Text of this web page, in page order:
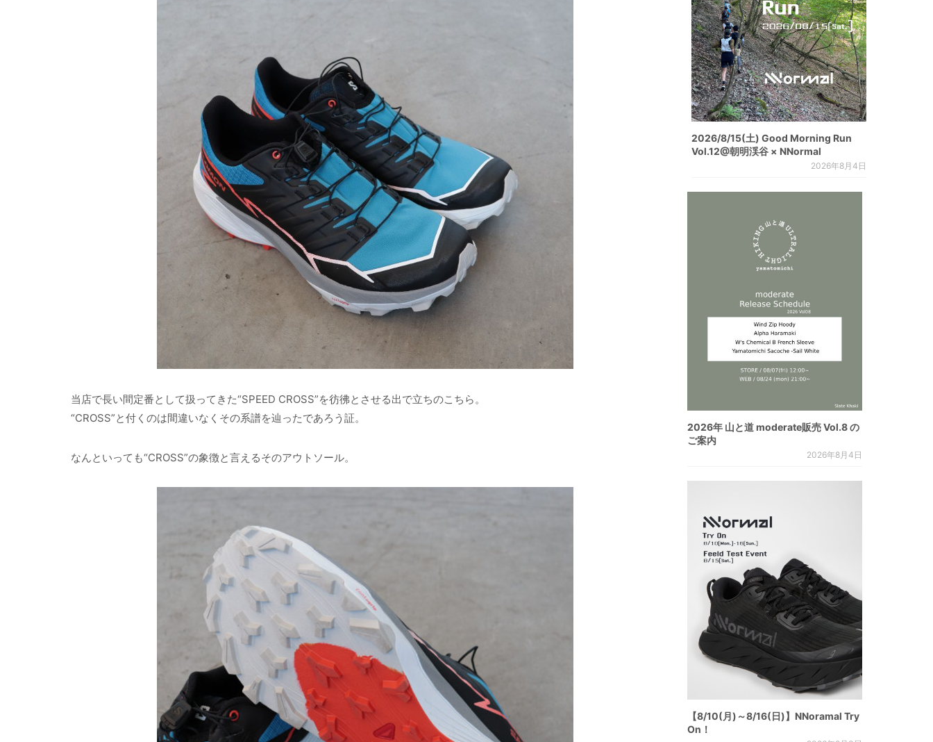
当店で長い間定番として扱ってきた“SPEED CROSS”を彷彿とさせる出で立ちのこちら。
“CROSS”と付くのは間違いなくその系譜を辿ったであろう証。
なんといっても“CROSS”の象徴と言えるそのアウトソール。
2026/8/15(土) Good Morning Run
Vol.12@朝明渓谷 × NNormal
2026年8月4日
2026年 山と道 moderate販売 Vol.8 の
ご案内
2026年8月4日
【8/10(月)～8/16(日)】NNoramal Try
On！